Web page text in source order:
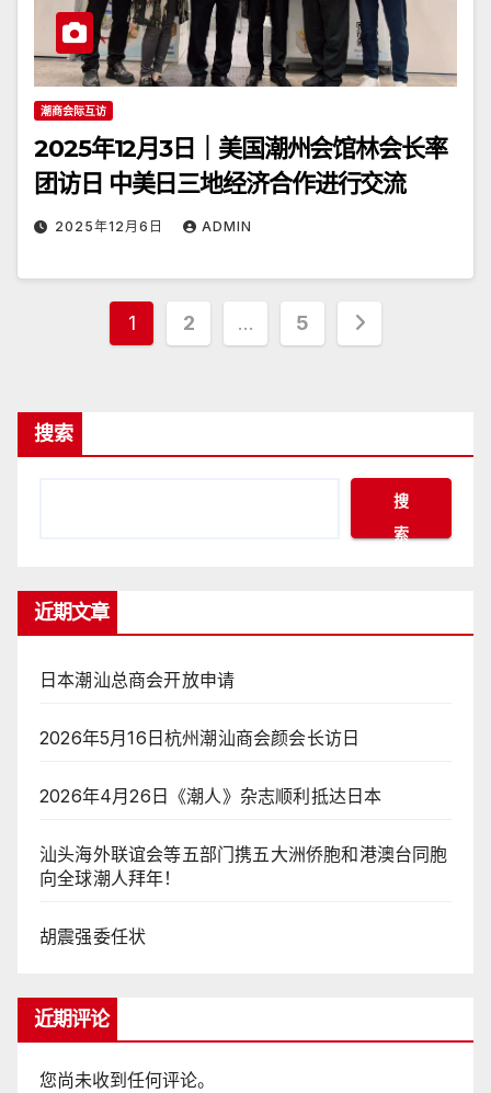
潮商会际互访
2025年12月3日｜美国潮州会馆林会长率
团访日 中美日三地经济合作进行交流
2025年12月6日 ADMIN
文
页
1 2 … 5
搜索
搜
索
近期文章
日本潮汕总商会开放申请
2026年5月16日杭州潮汕商会颜会长访日
2026年4月26日《潮人》杂志顺利抵达日本
汕头海外联谊会等五部门携五大洲侨胞和港澳台同胞
向全球潮人拜年！
胡震强委任状
近期评论
您尚未收到任何评论。